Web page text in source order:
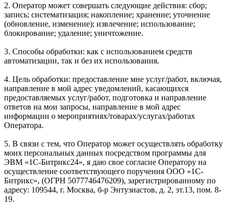
2. Оператор может совершать следующие действия: сбор;
запись; систематизация; накопление; хранение; уточнение
(обновление, изменение); извлечение; использование;
блокирование; удаление; уничтожение.
3. Способы обработки: как с использованием средств
автоматизации, так и без их использования.
4. Цель обработки: предоставление мне услуг/работ, включая,
направление в мой адрес уведомлений, касающихся
предоставляемых услуг/работ, подготовка и направление
ответов на мои запросы, направление в мой адрес
информации о мероприятиях/товарах/услугах/работах
Оператора.
5. В связи с тем, что Оператор может осуществлять обработку
моих персональных данных посредством программы для
ЭВМ «1С-Битрикс24», я даю свое согласие Оператору на
осуществление соответствующего поручения ООО «1С-
Битрикс», (ОГРН 5077746476209), зарегистрированному по
адресу: 109544, г. Москва, б-р Энтузиастов, д. 2, эт.13, пом. 8-
19.